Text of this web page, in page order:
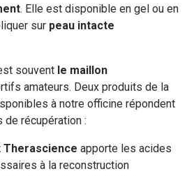
. Elle est disponible en gel ou en
sur peau intacte
souvent le maillon
amateurs. Deux produits de la
à notre officine répondent
récupération :
Therascience apporte les acides
à la reconstruction